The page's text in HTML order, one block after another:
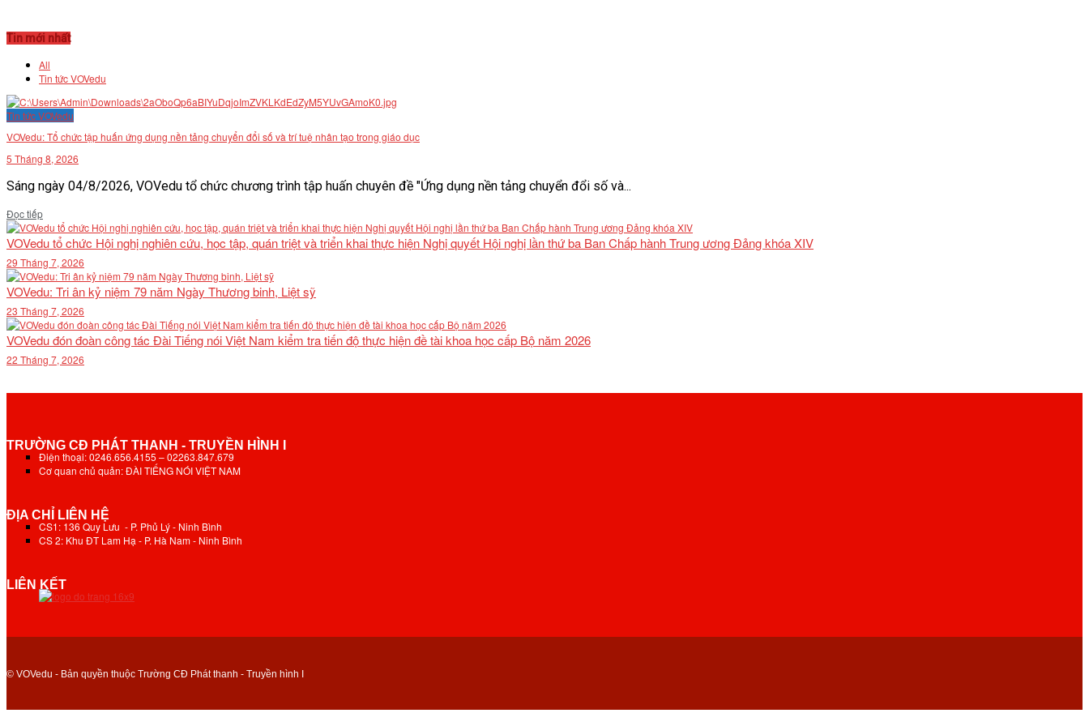
Tin mới nhất
All
Tin tức VOVedu
Tin tức VOVedu
VOVedu: Tổ chức tập huấn ứng dụng nền tảng chuyển đổi số và trí tuệ nhân tạo trong giáo dục
5 Tháng 8, 2026
Sáng ngày 04/8/2026, VOVedu tổ chức chương trình tập huấn chuyên đề "Ứng dụng nền tảng chuyển đổi số và...
Đọc tiếpDetails
VOVedu tổ chức Hội nghị nghiên cứu, học tập, quán triệt và triển khai thực hiện Nghị quyết Hội nghị lần thứ ba Ban Chấp hành Trung ương Đảng khóa XIV
29 Tháng 7, 2026
VOVedu: Tri ân kỷ niệm 79 năm Ngày Thương binh, Liệt sỹ
23 Tháng 7, 2026
VOVedu đón đoàn công tác Đài Tiếng nói Việt Nam kiểm tra tiến độ thực hiện đề tài khoa học cấp Bộ năm 2026
22 Tháng 7, 2026
TRƯỜNG CĐ PHÁT THANH - TRUYỀN HÌNH I
Điện thoại: 0246.656.4155 – 02263.847.679
Cơ quan chủ quản: ĐÀI TIẾNG NÓI VIỆT NAM
ĐỊA CHỈ LIÊN HỆ
CS1: 136 Quy Lưu - P. Phủ Lý - Ninh Bình
CS 2: Khu ĐT Lam Hạ - P. Hà Nam - Ninh Bình
LIÊN KẾT
© VOVedu - Bản quyền thuộc Trường CĐ Phát thanh - Truyền hình I